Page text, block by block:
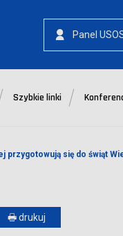
Panel
Szybkie linki
się do świąt
🖶 drukuj